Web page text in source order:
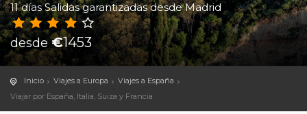
11 días Salidas garantizadas desde Madrid
desde€1453
Inicio Viajes a Europa
Viajes a España
Viajar por España, Italia, Suiza y Francia